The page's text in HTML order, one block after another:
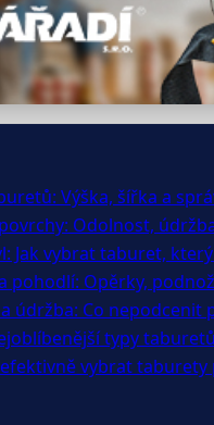
Jak
· Autor: Jakub Švec
Výška, šířka a
Odolnost,
Jak vybrat taburet,
pohodlí: Opěrky,
údržba: Co nepodcenit
typy
vybrat